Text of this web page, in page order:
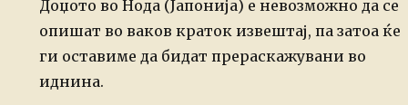
Доџото во Нода (Јапонија) е невозможно да се
опишат во ваков краток извештај, па затоа ќе
ги оставиме да бидат прераскажувани во
иднина.